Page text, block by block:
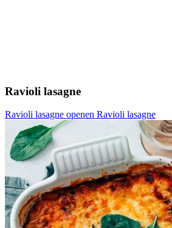
Ravioli lasagne
Ravioli lasagne openen Ravioli lasagne